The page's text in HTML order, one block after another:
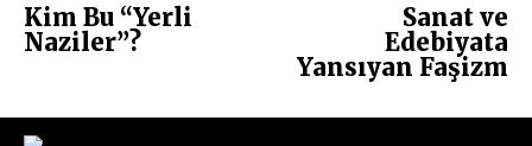
Kim Bu “Yerli
Naziler”?
Sanat ve
Edebiyata
Yansıyan Faşizm